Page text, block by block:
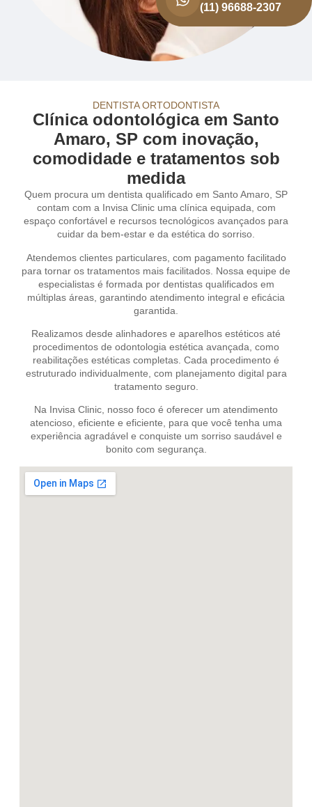
(11) 96688-2307
DENTISTA ORTODONTISTA
Clínica odontológica em Santo
Amaro, SP com inovação,
comodidade e tratamentos sob
medida
Quem procura um dentista qualificado em Santo Amaro, SP
contam com a Invisa Clinic uma clínica equipada, com
espaço confortável e recursos tecnológicos avançados para
cuidar da bem-estar e da estética do sorriso.
Atendemos clientes particulares, com pagamento facilitado
para tornar os tratamentos mais facilitados. Nossa equipe de
especialistas é formada por dentistas qualificados em
múltiplas áreas, garantindo atendimento integral e eficácia
garantida.
Realizamos desde alinhadores e aparelhos estéticos até
procedimentos de odontologia estética avançada, como
reabilitações estéticas completas. Cada procedimento é
estruturado individualmente, com planejamento digital para
tratamento seguro.
Na Invisa Clinic, nosso foco é oferecer um atendimento
atencioso, eficiente e eficiente, para que você tenha uma
experiência agradável e conquiste um sorriso saudável e
bonito com segurança.